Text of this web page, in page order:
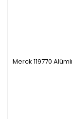
Merck 119770